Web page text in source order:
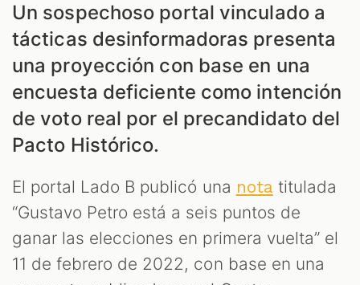
Un sospechoso portal vinculado a
tácticas desinformadoras presenta
una proyección con base en una
encuesta deficiente como intención
de voto real por el precandidato del
Pacto Histórico.
El portal Lado B publicó una notatitulada
“Gustavo Petro está a seis puntos de
ganar las elecciones en primera vuelta” el
11 de febrero de 2022, con base en una